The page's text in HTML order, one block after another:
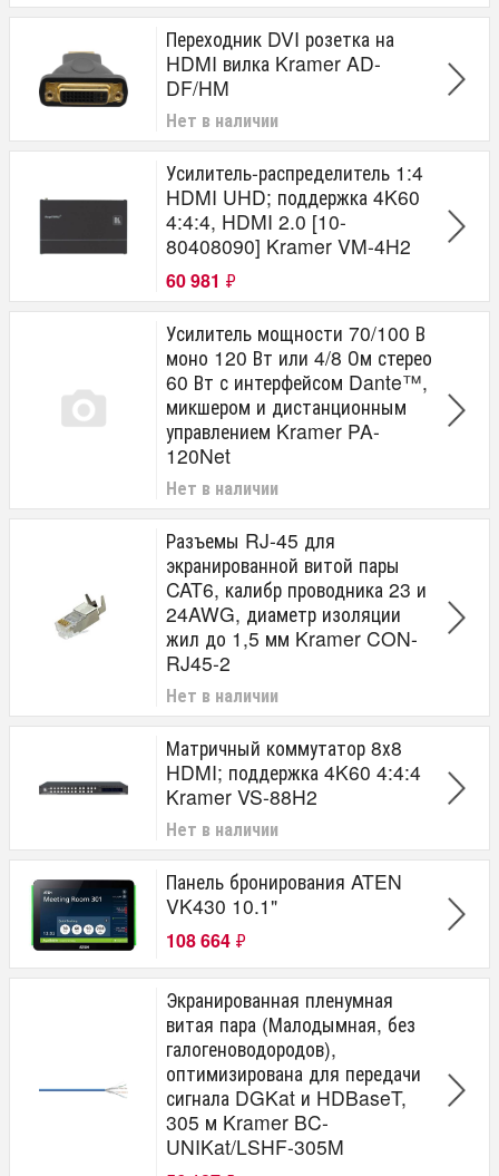
Переходник DVI розетка на
HDMI вилка Kramer AD-
DF/HM
Нет в наличии
Усилитель-распределитель 1:4
HDMI UHD; поддержка 4K60
4:4:4, HDMI 2.0 [10-
80408090] Kramer VM-4H2
60 981 ₽
Усилитель мощности 70/100 В
моно 120 Вт или 4/8 Ом стерео
60 Вт с интерфейсом Dante™,
микшером и дистанционным
управлением Kramer PA-
120Net
Нет в наличии
Разъемы RJ-45 для
экранированной витой пары
CAT6, калибр проводника 23 и
24AWG, диаметр изоляции
жил до 1,5 мм Kramer CON-
RJ45-2
Нет в наличии
Матричный коммутатор 8х8
HDMI; поддержка 4K60 4:4:4
Kramer VS-88H2
Нет в наличии
Панель бронирования ATEN
VK430 10.1"
108 664 ₽
Экранированная пленумная
витая пара (Малодымная, без
галогеноводородов),
оптимизирована для передачи
сигнала DGKat и HDBaseT,
305 м Kramer BC-
UNIKat/LSHF-305M